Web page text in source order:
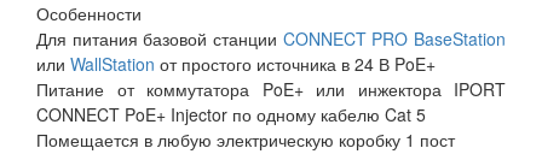
Особенности
Для питания базовой станции CONNECT PRO BaseStation
или WallStation от простого источника в 24 В PoE+
Питание от коммутатора PoE+ или инжектора IPORT
CONNECT PoE+ Injector по одному кабелю Cat 5
Помещается в любую электрическую коробку 1 пост